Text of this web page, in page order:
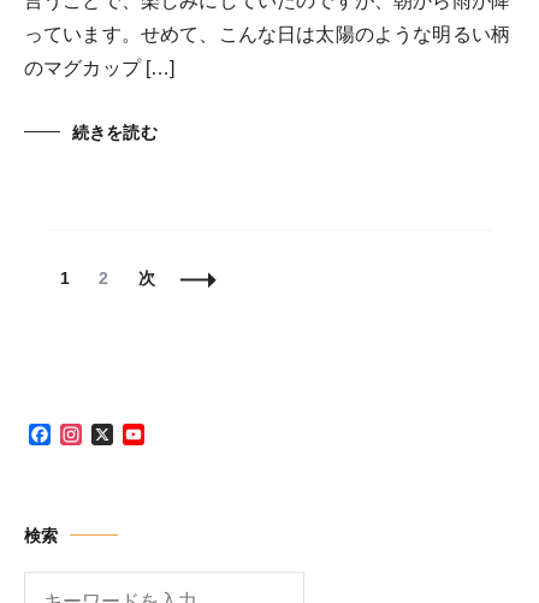
っています。せめて、こんな日は太陽のような明るい柄
のマグカップ […]
続きを読む
投
ョ
固
1
固
2 次
Facebook
Instagram
X
検索